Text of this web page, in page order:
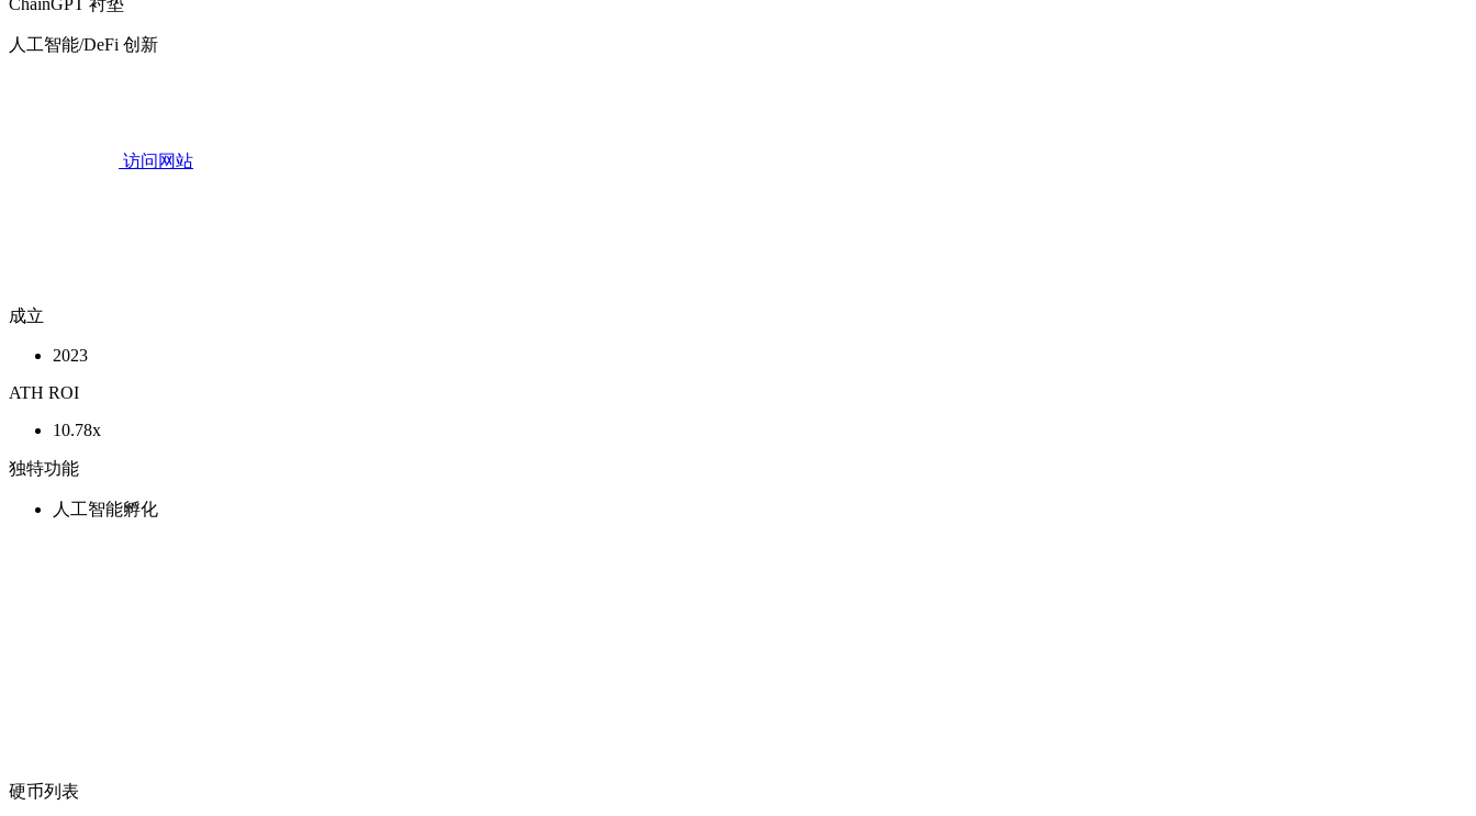
人工智能/DeFi 创新
访问网站
成立
2023
ATH ROI
10.78x
独特功能
人工智能孵化
硬币列表